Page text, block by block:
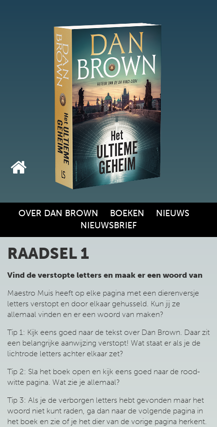
OVER DAN BROWN BOEKEN
NIEUWS
NIEUWSBRIEF
RAADSEL 1
Vind de verstopte letters en maak er een woord van
Maestro Muis heeft op elke pagina met een dierenversje
letters verstopt en door elkaar gehusseld. Kun jij ze
allemaal vinden en er een woord van maken?
Tip 1: Kijk eens goed naar de tekst over Dan Brown. Daar zit
een belangrijke aanwijzing verstopt! Wat staat er als je de
lichtrode letters achter elkaar zet?
Tip 2: Sla het boek open en kijk eens goed naar de rood-
witte pagina. Wat zie je allemaal?
Tip 3: Als je de verborgen letters hebt gevonden maar het
woord niet kunt raden, ga dan naar de volgende pagina in
het boek en zie of je het dier van de vorige pagina herkent.